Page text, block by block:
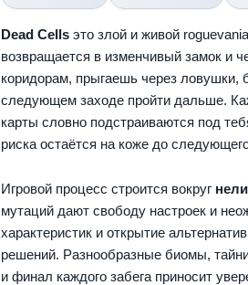
Dead Cells это злой и живой
возвращается в изменчивый замок и
коридорам, прыгаешь через
следующем заходе пройти дальше.
карты словно подстраиваются под
риска остаётся на коже до
Игровой процесс строится вокруг
мутаций дают свободу настроек и
характеристик и открытие
решений. Разнообразные биомы,
и финал каждого забега приносит